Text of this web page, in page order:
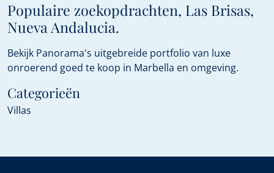
Populaire zoekopdrachten, Las Brisas,
Nueva Andalucia.
Bekijk Panorama's uitgebreide portfolio van luxe
onroerend goed te koop in Marbella en omgeving.
Categorieën
Villas